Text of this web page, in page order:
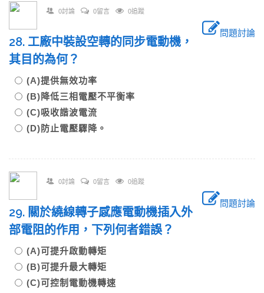
0討論 0留言 0追蹤
問題討論
28. 工廠中裝設空轉的同步電動機，
其目的為何？
(A)提供無效功率
(B)降低三相電壓不平衡率
(C)吸收諧波電流
(D)防止電壓驟降。
0討論 0留言 0追蹤
問題討論
29. 關於繞線轉子感應電動機插入外
部電阻的作用，下列何者錯誤？
(A)可提升啟動轉矩
(B)可提升最大轉矩
(C)可控制電動機轉速